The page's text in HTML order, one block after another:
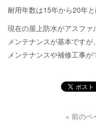
耐用年数は15年から20年
現在の屋上防水がアスフ
メンテナンスが基本です
メンテナンスや補修工事が
« 前のペ